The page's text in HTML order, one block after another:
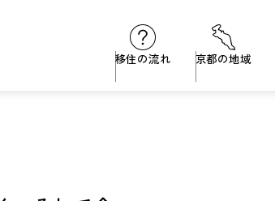
移住の流れ 京都の地域